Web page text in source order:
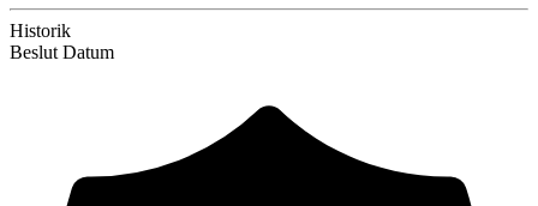
Historik
Beslut Datum